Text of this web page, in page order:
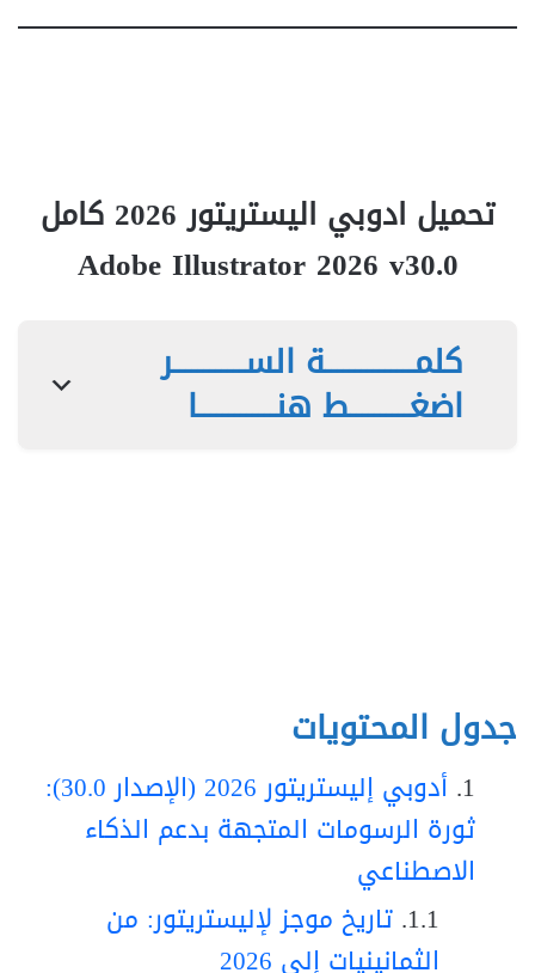
تحميل ادوبي اليستريتور 2026 كامل
Adobe Illustrator 2026 v30.0
كلمـــــــــــــــة الســــــــــــر
اضغــــــــــط هنـــــــــــــا
جدول المحتويات
أدوبي إليستريتور 2026 (الإصدار 30.0):
ثورة الرسومات المتجهة بدعم الذكاء
الاصطناعي
تاريخ موجز لإليستريتور: من
الثمانينيات إلى 2026